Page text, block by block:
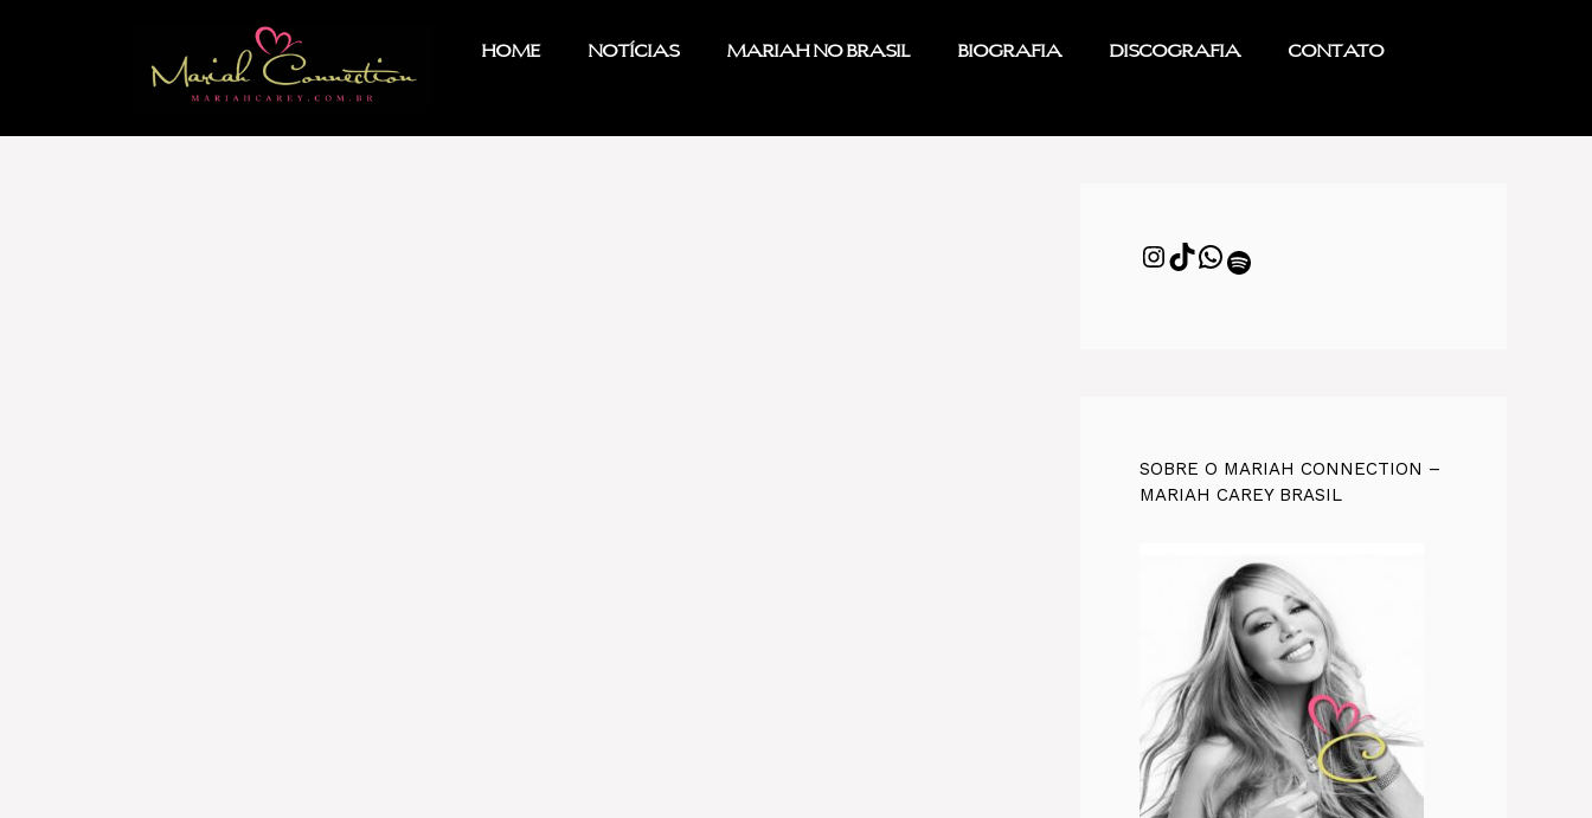
Home Notícias Mariah no Brasil Biografia Discografia Contato
SOBRE O MARIAH CONNECTION –
MARIAH CAREY BRASIL